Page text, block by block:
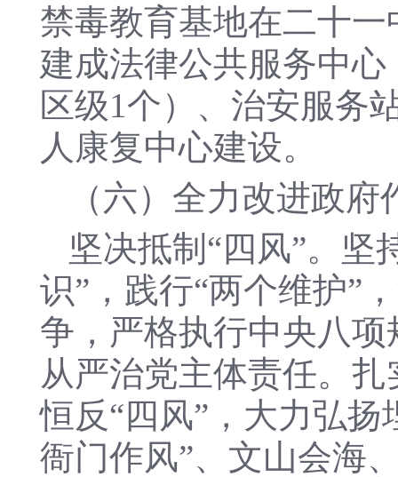
禁毒教育基地在二十
建成法律公共服务中
区级1个）、治安服务
人康复中心建设。
（六）全力改进政府
坚决抵制“四风”。坚
识”，践行“两个维护”
争，严格执行中央八
从严治党主体责任。
恒反“四风”，大力弘
衙门作风”、文山会海